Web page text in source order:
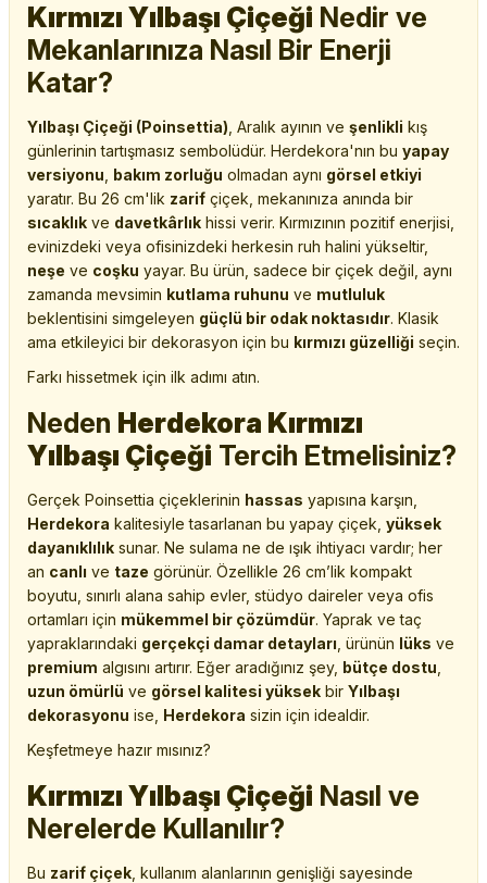
Kırmızı Yılbaşı Çiçeği Nedir ve
Mekanlarınıza Nasıl Bir Enerji
Katar?
Yılbaşı Çiçeği (Poinsettia) , Aralık ayının ve şenlikli kış
günlerinin tartışmasız sembolüdür. Herdekora'nın bu yapay
versiyonu bakım zorluğu olmadan aynı görsel etkiyi
yaratır. Bu 26 cm'lik zarif çiçek, mekanınıza anında bir
sıcaklık ve davetkârlık hissi verir. Kırmızının pozitif enerjisi,
evinizdeki veya ofisinizdeki herkesin ruh halini yükseltir,
neşe ve coşku yayar. Bu ürün, sadece bir çiçek değil, aynı
zamanda mevsimin kutlama ruhunu ve mutluluk
beklentisini simgeleyen güçlü bir odak noktasıdır. Klasik
ama etkileyici bir dekorasyon için bu kırmızı güzelliği seçin.
Farkı hissetmek için ilk adımı atın.
Neden Herdekora Kırmızı
Yılbaşı Çiçeği Tercih Etmelisiniz?
Gerçek Poinsettia çiçeklerinin hassas yapısına karşın,
Herdekora kalitesiyle tasarlanan bu yapay çiçek, yüksek
dayanıklılık sunar. Ne sulama ne de ışık ihtiyacı vardır; her
an canlı ve taze görünür. Özellikle 26 cm’lik kompakt
boyutu, sınırlı alana sahip evler, stüdyo daireler veya ofis
ortamları için mükemmel bir çözümdür. Yaprak ve taç
yapraklarındaki gerçekçi damar detayları , ürünün lüks ve
premium algısını artırır. Eğer aradığınız şey, bütçe dostu
uzun ömürlü ve görsel kalitesi yüksek bir Yılbaşı
dekorasyonu ise, Herdekora sizin için idealdir.
Keşfetmeye hazır mısınız?
Kırmızı Yılbaşı Çiçeği Nasıl ve
Nerelerde Kullanılır?
Bu zarif çiçek , kullanım alanlarının genişliği sayesinde